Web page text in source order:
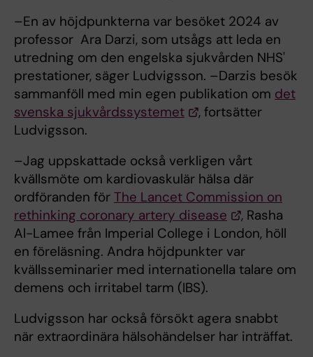
–En av höjdpunkterna var besöket 2024 av
professor Ara Darzi, som utsågs att leda en
utredning om den engelska sjukvården NHS'
prestationer, säger Ludvigsson. –Darzis besök
sammanföll med min egen publikation om det
svenska sjukvårdssystemet
, fortsätter
Ludvigsson.
–Jag uppskattade också verkligen vårt
kvällsmöte om kardiovaskulär hälsa där
ordföranden för The Lancet Commission on
rethinking coronary artery disease
, Rasha
Al-Lamee från Imperial College i London, höll
en föreläsning. Andra höjdpunkter var
kvällsseminarier med internationella talare om
demens och irritabel tarm (IBS).
Ludvigsson har också försökt agera snabbt
när extraordinära hälsohändelser har inträffat.